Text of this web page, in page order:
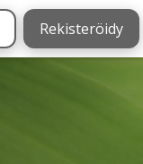
Rekisteröidy